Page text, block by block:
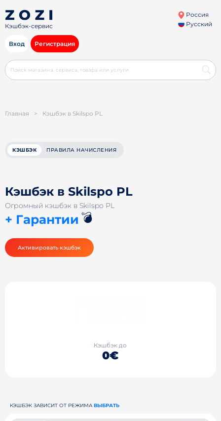
Кэшбэк-сервис
Россия
Русский
Вход Регистрация
Главная > Кэшбэк в Skilspo PL
КЭШБЭК ПРАВИЛА НАЧИСЛЕНИЯ
Кэшбэк в Skilspo PL
Огромный кэшбэк в Skilspo PL
+ Гарантии 💣
Активировать кэшбэк
Кэшбэк до
0€
КЭШБЭК ЗАВИСИТ ОТ РЕЖИМА ВЫБРАТЬ